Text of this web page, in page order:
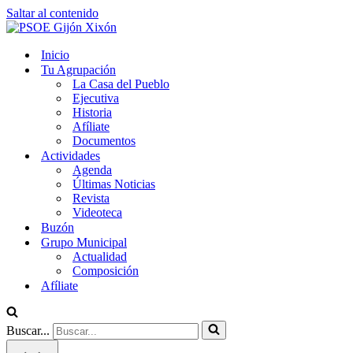
Saltar al contenido
Inicio
Tu Agrupación
La Casa del Pueblo
Ejecutiva
Historia
Afíliate
Documentos
Actividades
Agenda
Últimas Noticias
Revista
Videoteca
Buzón
Grupo Municipal
Actualidad
Composición
Afíliate
Buscar...